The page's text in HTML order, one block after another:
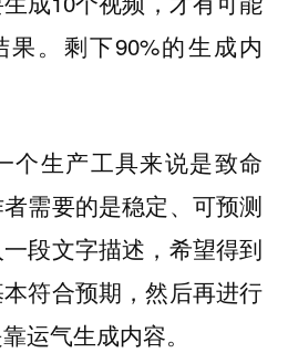
。剩下90%的生成内
个生产工具来说是致命
需要的是稳定、可预测
段文字描述，希望得到
符合预期，然后再进行
运气生成内容。